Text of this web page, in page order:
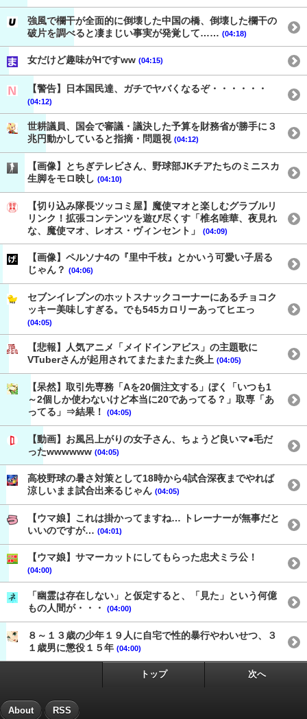
強風で欄干が全面的に倒壊した中国の橋、倒壊した欄干の
破片を調べると凄まじい事実が発覚して…… (04:18)
女だけど趣味がHですww (04:15)
【警告】日本国民達、ガチでヤバくなるぞ・・・・・・
(04:12)
世耕議員、国会で審議・議決した予算を財務省が勝手に３
兆円動かしていると指摘・問題視 (04:12)
【画像】とちぎテレビさん、野球部JKチアたちのミニスカ
生脚をモロ映し (04:10)
【切り込み隊長ツッコミ屋】魔使マオと楽しむグラブルリ
リンク！拡張コンテンツを遊び尽くす「椎名唯華、夜見れ
な、魔使マオ、レオス・ヴィンセント」
(04:09)
【画像】ペルソナ4の『里中千枝』とかいう可愛い子居る
じゃん？ (04:06)
セブンイレブンのホットスナックコーナーにあるチョコク
ッキー美味しすぎる。でも545カロリーあってヒエっ
(04:05)
【悲報】人気アニメ「メイドインアビス」の主題歌に
VTuberさんが起用されてまたまたまた炎上 (04:05)
【呆然】取引先専務「Aを20個注文する」ぼく「いつも1
～2個しか使わないけど本当に20であってる？」取専「あ
ってる」⇒結果！
(04:05)
【動画】お風呂上がりの女子さん、ちょうど良いマ●毛だ
ったwwwwww (04:05)
高校野球の暑さ対策として18時から4試合深夜までやれば
涼しいまま試合出来るじゃん (04:05)
【ウマ娘】これは掛かってますね… トレーナーが無事だと
いいのですが… (04:01)
【ウマ娘】サマーカットにしてもらった忠犬ミラ公！
(04:00)
「幽霊は存在しない」と仮定すると、「見た」という何億
もの人間が・・・
(04:00)
８～１３歳の少年１９人に自宅で性的暴行やわいせつ、３
１歳男に懲役１５年 (04:00)
トップ 次へ
About RSS